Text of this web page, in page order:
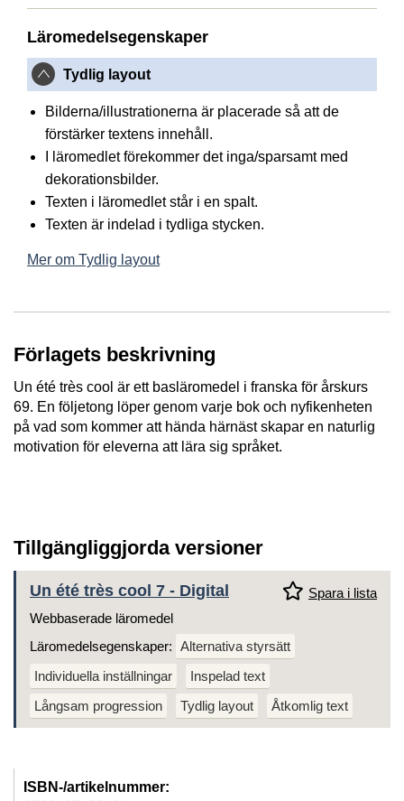
Läromedelsegenskaper
Tydlig layout
Bilderna/illustrationerna är placerade så att de
förstärker textens innehåll.
I läromedlet förekommer det inga/sparsamt med
dekorationsbilder.
Texten i läromedlet står i en spalt.
Texten är indelad i tydliga stycken.
Mer om Tydlig layout
Förlagets beskrivning
Un été très cool är ett basläromedel i franska för årskurs
69. En följetong löper genom varje bok och nyfikenheten
på vad som kommer att hända härnäst skapar en naturlig
motivation för eleverna att lära sig språket.
Tillgängliggjorda versioner
Un été très cool 7 - Digital
Spara i lista
Webbaserade läromedel
Läromedelsegenskaper: Alternativa styrsätt
Individuella inställningar
Inspelad text
Långsam progression
Tydlig layout Åtkomlig text
ISBN-/artikelnummer: